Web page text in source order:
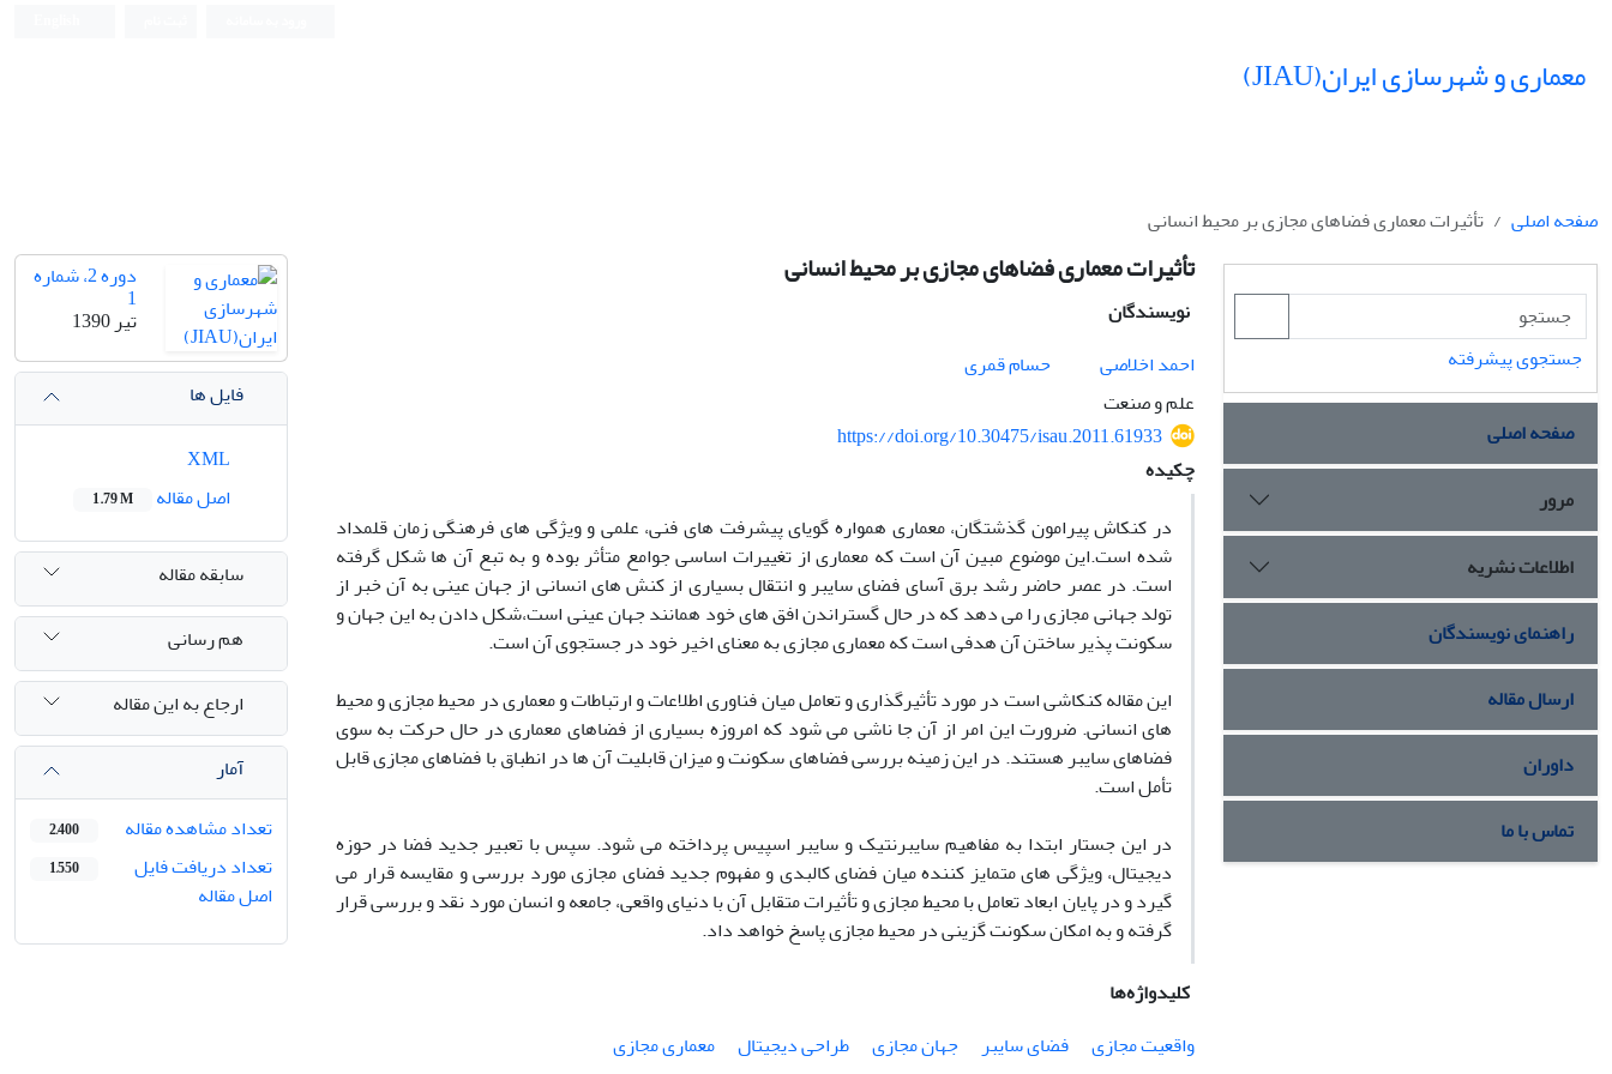
معماری و شهرسازی ایران(JIAU)
صفحه اصلی تأثیرات معماری فضاهای مجازی بر محیط انسانی
تأثیرات معماری فضاهای مجازی بر محیط انسانی
نویسندگان
احمد اخلاصی
حسام قمری
علم و صنعت
https://doi.org/10.30475/isau.2011.61933
چکیده
در کنکاش پیرامون گذشتگان، معماری همواره گویای پیشرفت های فنی، علمی و ویژگی های فرهنگی زمان قلمداد
شده است.این موضوع مبین آن است که معماری از تغییرات اساسی جوامع متأثر بوده و به تبع آن ها شکل گرفته
است. در عصر حاضر رشد برق آسای فضای سایبر و انتقال بسیاری از کنش های انسانی از جهان عینی به آن خبر از
تولد جهانی مجازی را می دهد که در حال گستراندن افق های خود همانند جهان عینی است،شکل دادن به این جهان و
سکونت پذیر ساختن آن هدفی است که معماری مجازی به معنای اخیر خود در جستجوی آن است.
این مقاله کنکاشی است در مورد تأثیرگذاری و تعامل میان فناوری اطلاعات و ارتباطات و معماری در محیط مجازی و محیط
های انسانی. ضرورت این امر از آن جا ناشی می شود که امروزه بسیاری از فضاهای معماری در حال حرکت به سوی
فضاهای سایبر هستند. در این زمینه بررسی فضاهای سکونت و میزان قابلیت آن ها در انطباق با فضاهای مجازی قابل
تأمل است.
در این جستار ابتدا به مفاهیم سایبرنتیک و سایبر اسپیس پرداخته می شود. سپس با تعبیر جدید فضا در حوزه
دیجیتال، ویژگی های متمایز کننده میان فضای کالبدی و مفهوم جدید فضای مجازی مورد بررسی و مقایسه قرار می
گیرد و در پایان ابعاد تعامل با محیط مجازی و تأثیرات متقابل آن با دنیای واقعی، جامعه و انسان مورد نقد و بررسی قرار
گرفته و به امکان سکونت گزینی در محیط مجازی پاسخ خواهد داد.
کلیدواژه‌ها
واقعیت مجازی
فضای سایبر جهان مجازی طراحی دیجیتال معماری مجازی
دوره 2، شماره
1
تیر 1390
فایل ها
اصل مقاله
1.79 M
سابقه مقاله
هم رسانی
ارجاع به این مقاله
آمار
تعداد مشاهده مقاله
2,400
تعداد دریافت فایل
اصل مقاله
1,550
جستجوی پیشرفته
صفحه اصلی
مرور
اطلاعات نشریه
راهنمای نویسندگان
ارسال مقاله
داوران
تماس با ما